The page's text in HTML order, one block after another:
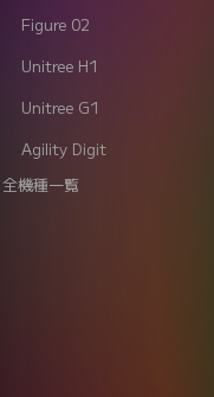
Figure 02
Unitree H1
Unitree G1
Agility Digit
全機種一覧